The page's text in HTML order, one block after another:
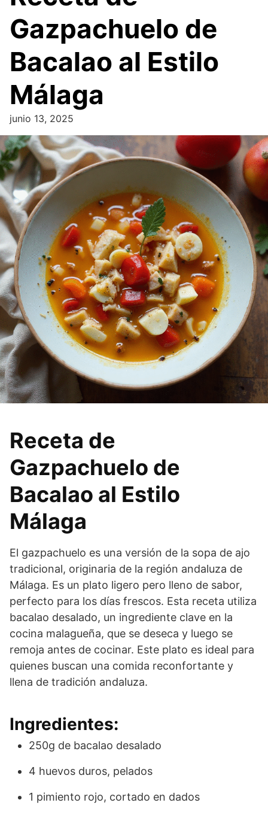
Gazpachuelo de
Bacalao al Estilo
Málaga
junio 13, 2025
Receta de
Gazpachuelo de
Bacalao al Estilo
Málaga
El gazpachuelo es una versión de la sopa de ajo
tradicional, originaria de la región andaluza de
Málaga. Es un plato ligero pero lleno de sabor,
perfecto para los días frescos. Esta receta utiliza
bacalao desalado, un ingrediente clave en la
cocina malagueña, que se deseca y luego se
remoja antes de cocinar. Este plato es ideal para
quienes buscan una comida reconfortante y
llena de tradición andaluza.
Ingredientes:
250g de bacalao desalado
4 huevos duros, pelados
1 pimiento rojo, cortado en dados